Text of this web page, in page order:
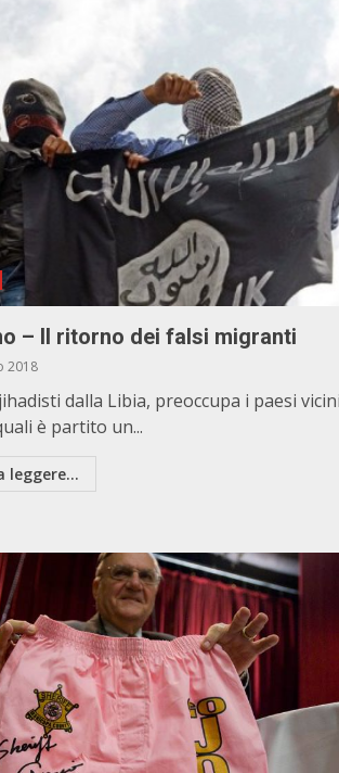
– Il ritorno dei falsi migranti
2018
dalla Libia, preoccupa i paesi
è partito un...
leggere...